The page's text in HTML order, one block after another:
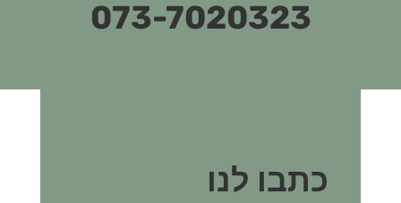
073-7020323
כתבו לנו